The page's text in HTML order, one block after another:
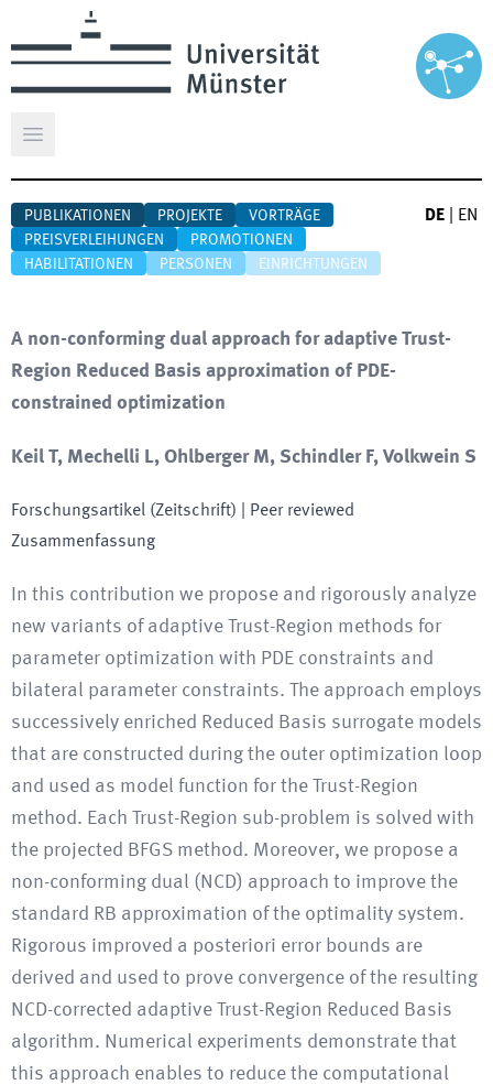
Hauptmenü öffnen
PUBLIKATIONEN PROJEKTE
VORTRÄGE
PREISVERLEIHUNGEN
PROMOTIONEN
HABILITATIONEN
PERSONEN EINRICHTUNGEN
DE EN
A non-conforming dual approach for adaptive Trust-
Region Reduced Basis approximation of PDE-
constrained optimization
Keil T, Mechelli L, Ohlberger M, Schindler F, Volkwein S
Forschungsartikel (Zeitschrift) | Peer reviewed
Zusammenfassung
In this contribution we propose and rigorously analyze
new variants of adaptive Trust-Region methods for
parameter optimization with PDE constraints and
bilateral parameter constraints. The approach employs
successively enriched Reduced Basis surrogate models
that are constructed during the outer optimization loop
and used as model function for the Trust-Region
method. Each Trust-Region sub-problem is solved with
the projected BFGS method. Moreover, we propose a
non-conforming dual (NCD) approach to improve the
standard RB approximation of the optimality system.
Rigorous improved a posteriori error bounds are
derived and used to prove convergence of the resulting
NCD-corrected adaptive Trust-Region Reduced Basis
algorithm. Numerical experiments demonstrate that
this approach enables to reduce the computational